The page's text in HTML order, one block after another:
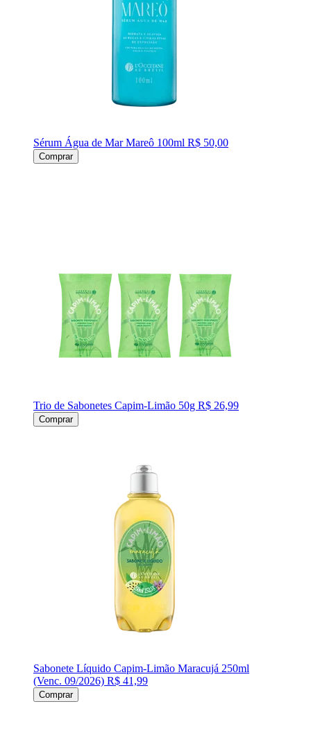
Sérum Água de Mar Mareô 100ml R$ 50,00
Comprar
Trio de Sabonetes Capim-Limão 50g R$ 26,99
Comprar
Sabonete Líquido Capim-Limão Maracujá 250ml
(Venc. 09/2026) R$ 41,99
Comprar